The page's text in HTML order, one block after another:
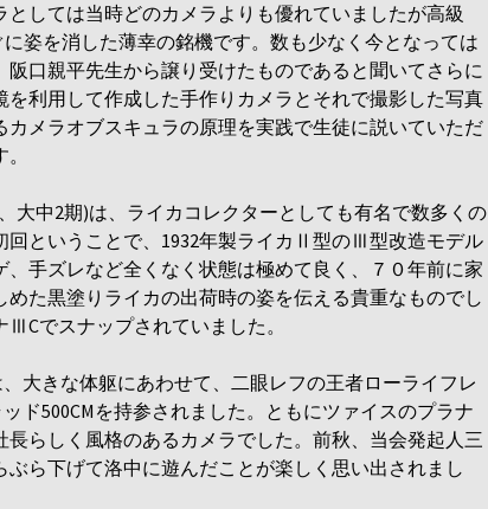
しては当時どのカメラよりも優れていましたが高級
姿を消した薄幸の銘機です。数も少なく今となっては
口親平先生から譲り受けたものであると聞いてさらに
利用して作成した手作りカメラとそれで撮影した写真
メラオブスキュラの原理を実践で生徒に説いていただ
大中2期)は、ライカコレクターとしても有名で数多くの
回ということで、1932年製ライカⅡ型のⅢ型改造モデル
手ズレなど全くなく状態は極めて良く、７０年前に家
た黒塗りライカの出荷時の姿を伝える貴重なものでし
でスナップされていました。
大きな体躯にあわせて、二眼レフの王者ローライフレ
ド500CMを持参されました。ともにツァイスのプラナ
らしく風格のあるカメラでした。前秋、当会発起人三
ら下げて洛中に遊んだことが楽しく思い出されまし